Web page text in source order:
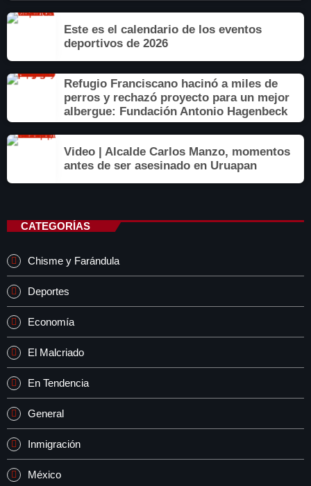
Este es el calendario de los eventos
deportivos de 2026
Refugio Franciscano hacinó a miles de
perros y rechazó proyecto para un mejor
albergue: Fundación Antonio Hagenbeck
Video | Alcalde Carlos Manzo, momentos
antes de ser asesinado en Uruapan
CATEGORÍAS
Chisme y Farándula
Deportes
Economía
El Malcriado
En Tendencia
General
Inmigración
México